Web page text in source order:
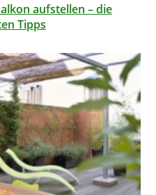
aufstellen – die
Tipps